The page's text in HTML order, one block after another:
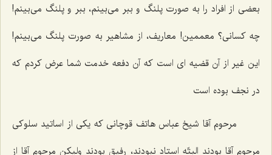
بعضی از افراد را به صورت پلنگ و ببر می‌بینم، ببر و پلنگ می‌بینم!
چه كسانی؟ معممین! معاریف، از مشاهیر به صورت پلنگ می‌بینم!
این غیر از آن قضیه ای است كه آن دفعه خدمت شما عرض كردم كه
در نجف بوده است
مرحوم آقا شیخ عباس هاتف قوچانی كه یكی از اساتید سلوكی
مرحوم آقا بودند البتّه استاد نبودند، رفیق بودند ولیكن مرحوم آقا از